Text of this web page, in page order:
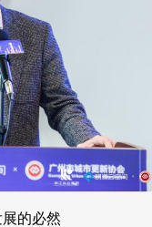
的必然